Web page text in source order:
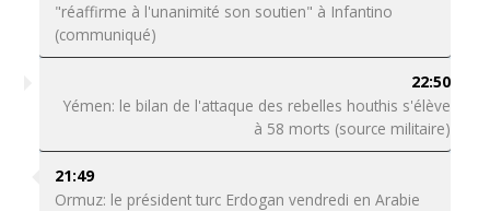
"réaffirme à l'unanimité son soutien" à Infantino
(communiqué)
22:50
Yémen: le bilan de l'attaque des rebelles houthis s'élève
à 58 morts (source militaire)
21:49
Ormuz: le président turc Erdogan vendredi en Arabie